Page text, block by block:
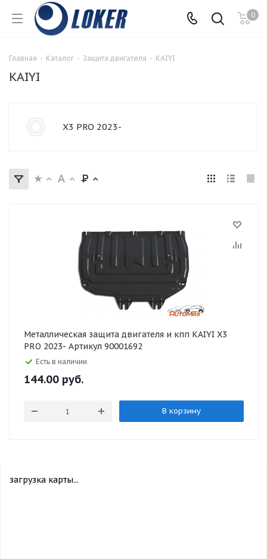
0
Главная - Каталог - Защита двигателя - KAIYI
KAIYI
X3 PRO 2023-
Металлическая защита двигателя и кпп KAIYI X3
PRO 2023- Артикул 90001692
Есть в наличии
144.00 руб.
В корзину
загрузка карты...